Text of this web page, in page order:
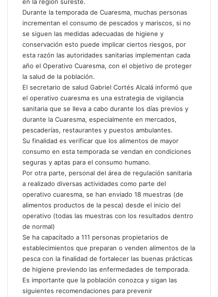
p
p
o
r
c
o
r
r
e
o
e
l
e
c
r
ó
n
Durante la temporada de Cuaresma, muchas personas
incrementan el consumo de pescados y mariscos, si no
se siguen las medidas adecuadas de higiene y
conservación esto puede implicar ciertos riesgos, por
esta razón las autoridades sanitarias implementan cada
año el Operativo Cuaresma, con el objetivo de proteger
la salud de la población.
El secretario de salud Gabriel Cortés Alcalá informó que
el operativo cuaresma es una estrategia de vigilancia
sanitaria que se lleva a cabo durante los días previos y
durante la Cuaresma, especialmente en mercados,
pescaderías, restaurantes y puestos ambulantes.
Su finalidad es verificar que los alimentos de mayor
consumo en esta temporada se vendan en condiciones
seguras y aptas para el consumo humano.
Por otra parte, personal del área de regulación sanitaria
a realizado diversas actividades como parte del
operativo cuaresma, se han enviado 18 muestras (de
alimentos productos de la pesca) desde el inicio del
operativo (todas las muestras con los resultados dentro
de normal)
Se ha capacitado a 111 personas propietarios de
establecimientos que preparan o venden alimentos de la
pesca con la finalidad de fortalecer las buenas prácticas
de higiene previendo las enfermedades de temporada.
Es importante que la población conozca y sigan las
siguientes recomendaciones para prevenir